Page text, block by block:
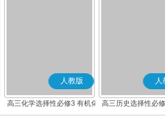
人教版
高三化学选择性必修3 有机化
学基础
人
高三历史选择性必
流与传播(部